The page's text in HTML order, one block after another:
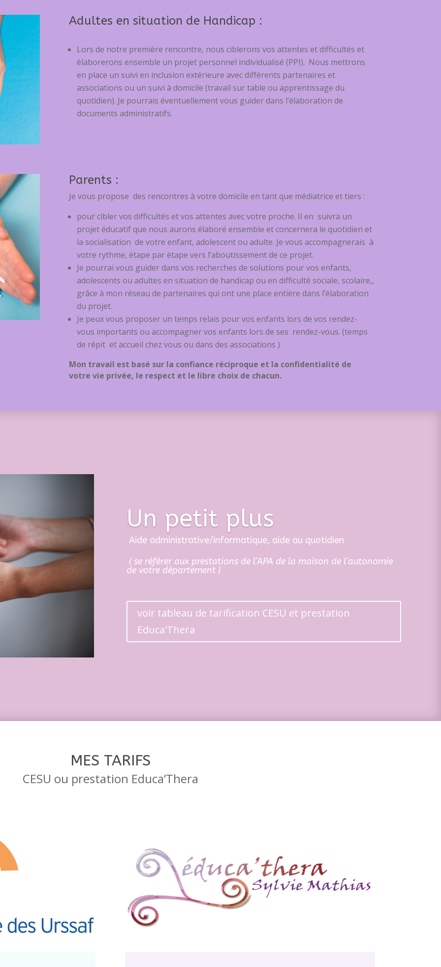
Adultes en situation de Handicap :
Lors de notre première rencontre, nous ciblerons vos attentes et difficultés et
élaborerons ensemble un projet personnel individualisé (PPI). Nous mettrons
en place un suivi en inclusion extérieure avec différents partenaires et
associations ou un suivi à domicile (travail sur table ou apprentissage du
quotidien). Je pourrais éventuellement vous guider dans l’élaboration de
documents administratifs.
Parents :
Je vous propose des rencontres à votre domicile en tant que médiatrice et tiers :
pour cibler vos difficultés et vos attentes avec votre proche. Il en suivra un
projet éducatif que nous aurons élaboré ensemble et concernera le quotidien et
la socialisation de votre enfant, adolescent ou adulte. Je vous accompagnerais à
votre rythme, étape par étape vers l’aboutissement de ce projet.
Je pourrai vous guider dans vos recherches de solutions pour vos enfants,
adolescents ou adultes en situation de handicap ou en difficulté sociale, scolaire,,
grâce à mon réseau de partenaires qui ont une place entière dans l’élaboration
du projet.
Je peux vous proposer un temps relais pour vos enfants lors de vos rendez-
vous importants ou accompagner vos enfants lors de ses rendez-vous.(temps
de répit et accueil chez vous ou dans des associations )
Mon travail est basé sur la confiance réciproque et la confidentialité de
votre vie privée, le respect et le libre choix de chacun.
Un petit plus
Aide administrative/informatique, aide au quotidien
( se référer aux prestations de l’APA de la maison de l’autonomie
de votre département )
voir tableau de tarification CESU et prestation
Educa'Thera
MES TARIFS
CESU ou prestation Educa’Thera